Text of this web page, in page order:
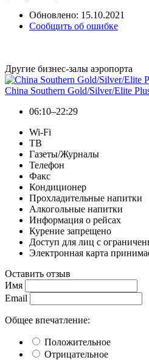
Обновлено: 15.10.2021
Сообщить об ошибке
Другие бизнес-залы аэропорта
China Southern Gold/Silver/Elite
06:10–22:29
Wi-Fi
ТВ
Газеты/Журналы
Телефон
Факс
Кондиционер
Прохладительные напитки
Алкогольные напитки
Информация о рейсах
Курение запрещено
Доступ для лиц с
Электронная карта
Оставить отзыв
Имя
Email
Общее впечатление:
Положительное
Отрицательное